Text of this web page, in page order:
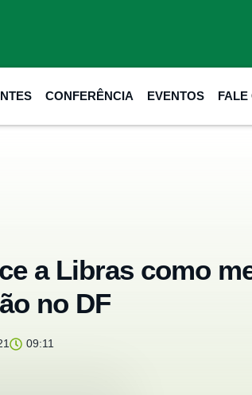
CONFERÊNCIA EVENTOS FALE
a Libras como
no DF
09:11